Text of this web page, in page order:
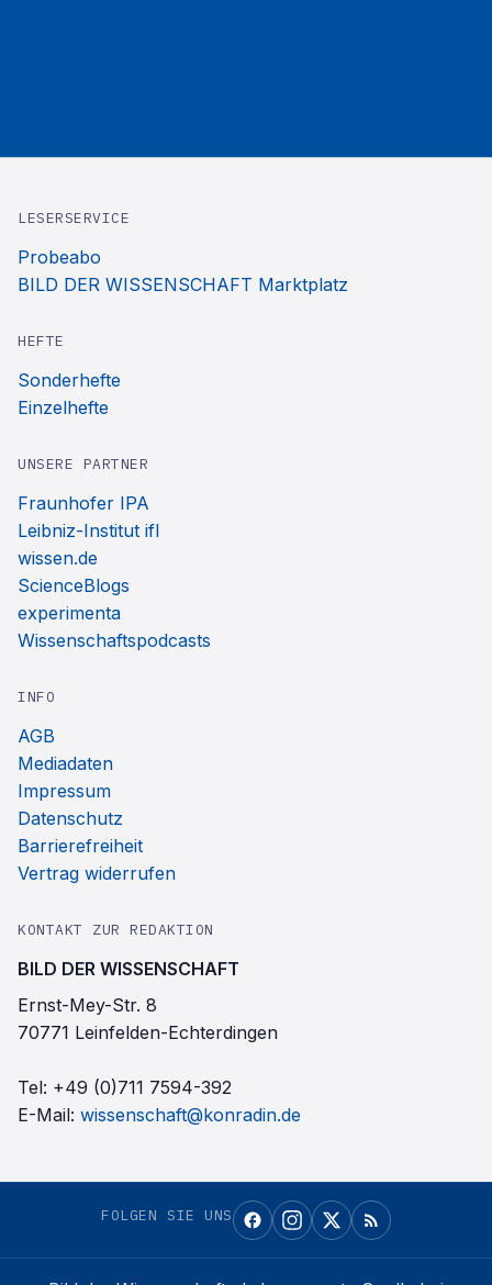
LESERSERVICE
Probeabo
BILD DER WISSENSCHAFT Marktplatz
HEFTE
Sonderhefte
Einzelhefte
UNSERE PARTNER
Fraunhofer IPA
Leibniz-Institut ifl
wissen.de
ScienceBlogs
experimenta
Wissenschaftspodcasts
INFO
AGB
Mediadaten
Impressum
Datenschutz
Barrierefreiheit
Vertrag widerrufen
KONTAKT ZUR REDAKTION
BILD DER WISSENSCHAFT
Ernst-Mey-Str. 8
70771 Leinfelden-Echterdingen
Tel: +49 (0)711 7594-392
E-Mail: wissenschaft@konradin.de
FOLGEN SIE UNS